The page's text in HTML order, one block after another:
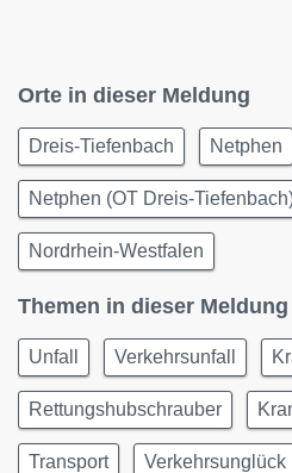
Orte in dieser Meldung
Dreis-Tiefenbach Netphen
Netphen (OT Dreis-
Nordrhein-Westfalen
Themen in dieser Meldung
Unfall Verkehrsunfall
Rettungshubschrauber
Transport Verkehrsunglück